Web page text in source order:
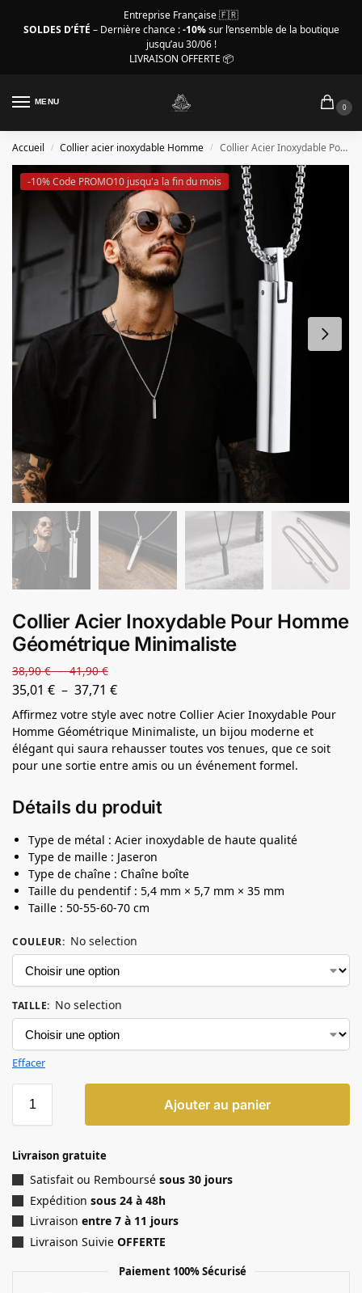
Entreprise Française 🇫🇷
SOLDES D’ÉTÉ – Dernière chance :-10%sur l’ensemble de la boutique
jusqu’au 30/06 !
LIVRAISON OFFERTE 📦
MENU
0
Accueil / Collier acier inoxydable Homme / Collier Acier Inoxydable Pour Homme Géométrique Minimaliste
-10% Code PROMO10 jusqu'a la fin du mois
Collier Acier Inoxydable Pour Homme
Géométrique Minimaliste
38,90€ – 41,90€
35,01 € – 37,71 €
Affirmez votre style avec notre Collier Acier Inoxydable Pour
Homme Géométrique Minimaliste, un bijou moderne et
élégant qui saura rehausser toutes vos tenues, que ce soit
pour une sortie entre amis ou un événement formel.
Détails du produit
Type de métal : Acier inoxydable de haute qualité
Type de maille : Jaseron
Type de chaîne : Chaîne boîte
Taille du pendentif : 5,4 mm × 5,7 mm × 35 mm
Taille : 50-55-60-70 cm
COULEUR: No selection
TAILLE: No selection
Effacer
Ajouter au panier
Livraison gratuite
Satisfait ou Remboursé sous 30 jours
Expédition sous 24 à 48h
Livraison entre 7 à 11 jours
Livraison Suivie OFFERTE
Paiement 100% Sécurisé